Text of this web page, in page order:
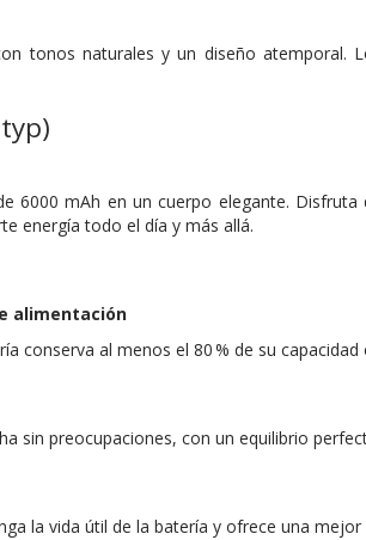
tonos naturales y un diseño atemporal.
6000 mAh en un cuerpo elegante.
energía todo el día y más allá.
alimentación
conserva al menos el 80 % de su capacidad
sin preocupaciones, con un equilibrio
la vida útil de la batería y ofrece una